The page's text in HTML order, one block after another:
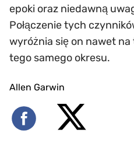
epoki oraz niedawną
Połączenie tych
wyróżnia się on nawet
tego samego okresu.
Allen Garwin